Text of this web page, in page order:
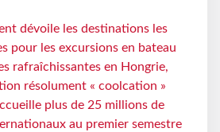
dévoile les destinations les
pour les excursions en bateau
rafraîchissantes en Hongrie,
résolument « coolcation »
plus de 25 millions de
au premier semestre